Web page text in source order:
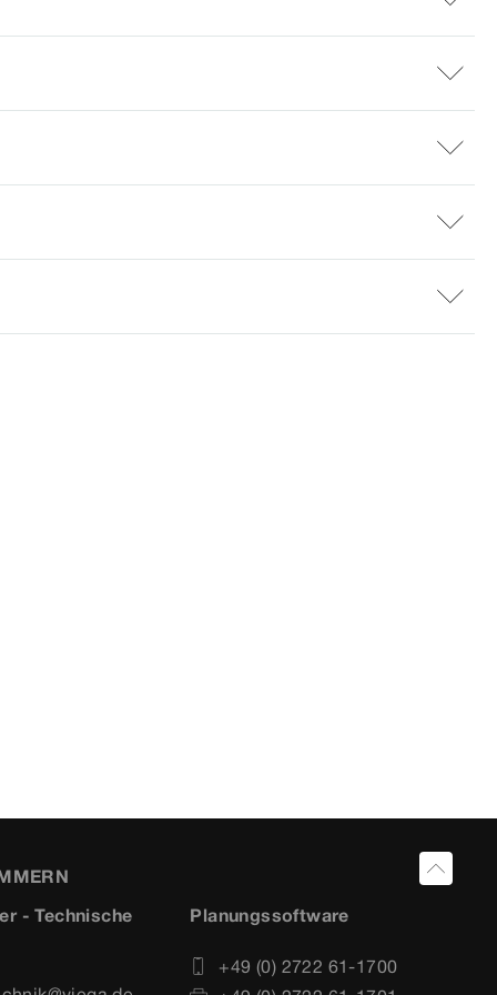
- Technische
Planungssoftware
+49 (0) 2722 61-1700